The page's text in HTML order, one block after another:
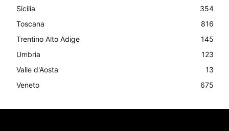
Sicilia
354
Toscana
816
Trentino Alto Adige
145
Umbria
123
Valle d'Aosta
13
Veneto
675